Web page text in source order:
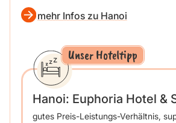
mehr Infos zu Hanoi
Unser Hoteltipp
Hanoi: Euphoria Hotel &
gutes Preis-Leistungs-Verhältnis,